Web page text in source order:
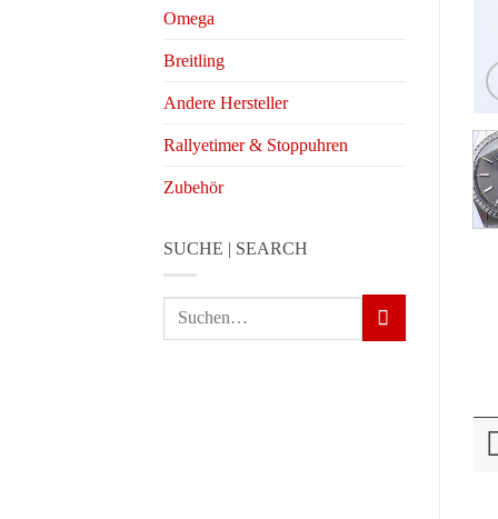
Omega
Breitling
Andere Hersteller
Rallyetimer & Stoppuhren
Zubehör
SUCHE | SEARCH
Suchen